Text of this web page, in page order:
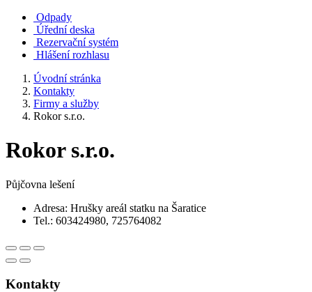
Odpady
Úřední deska
Rezervační systém
Hlášení rozhlasu
Úvodní stránka
Kontakty
Firmy a služby
Rokor s.r.o.
Rokor s.r.o.
Půjčovna lešení
Adresa: Hrušky areál statku na Šaratice
Tel.: 603424980, 725764082
Kontakty